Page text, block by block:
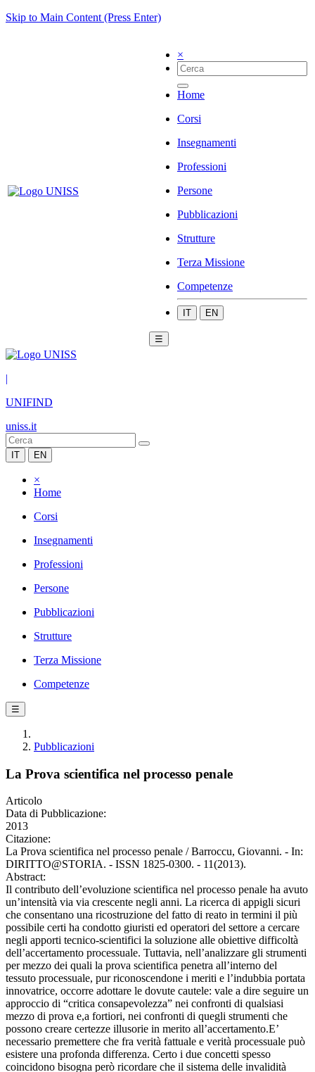
Skip to Main Content (Press Enter)
×
Home
Corsi
Insegnamenti
Professioni
Persone
Pubblicazioni
Strutture
Terza Missione
Competenze
IT EN
☰
|
UNIFIND
uniss.it
IT EN
×
Home
Corsi
Insegnamenti
Professioni
Persone
Pubblicazioni
Strutture
Terza Missione
Competenze
☰
Pubblicazioni
La Prova scientifica nel processo penale
Articolo
Data di Pubblicazione:
2013
Citazione:
La Prova scientifica nel processo penale / Barroccu, Giovanni. - In:
DIRITTO@STORIA. - ISSN 1825-0300. - 11(2013).
Abstract:
Il contributo dell’evoluzione scientifica nel processo penale ha avuto
un’intensità via via crescente negli anni. La ricerca di appigli sicuri
che consentano una ricostruzione del fatto di reato in termini il più
possibile certi ha condotto giuristi ed operatori del settore a cercare
negli apporti tecnico-scientifici la soluzione alle obiettive difficoltà
dell’accertamento processuale. Tuttavia, nell’analizzare gli strumenti
per mezzo dei quali la prova scientifica penetra all’interno del
tessuto processuale, pur riconoscendone i meriti e l’indubbia portata
innovatrice, occorre adottare le dovute cautele: vale a dire seguire un
approccio di “critica consapevolezza” nei confronti di qualsiasi
mezzo di prova e,a fortiori, nei confronti di quegli strumenti che
possono creare certezze illusorie in merito all’accertamento.E’
necessario premettere che fra verità fattuale e verità processuale può
esistere una profonda differenza. Certo i due concetti spesso
coincidono bisogna però ricordare che il sistema delle invalidità